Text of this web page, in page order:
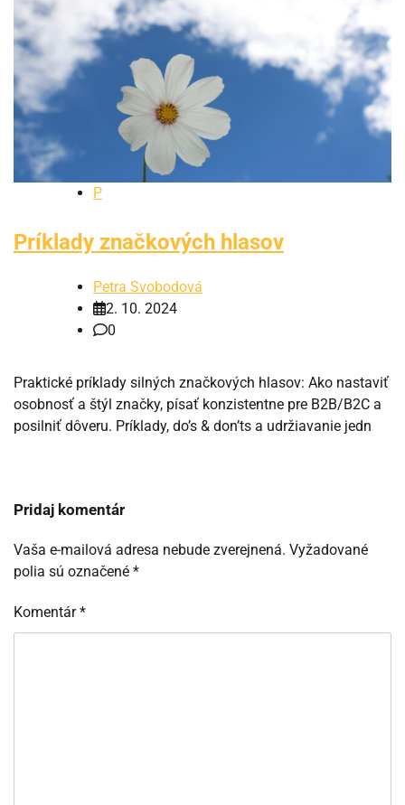
P
Príklady značkových hlasov
Petra Svobodová
2. 10. 2024
0
Praktické príklady silných značkových hlasov: Ako nastaviť
osobnosť a štýl značky, písať konzistentne pre B2B/B2C a
posilniť dôveru. Príklady, do’s & don’ts a udržiavanie jedn
Pridaj komentár
Vaša e-mailová adresa nebude zverejnená. Vyžadované
polia sú označené *
Komentár*